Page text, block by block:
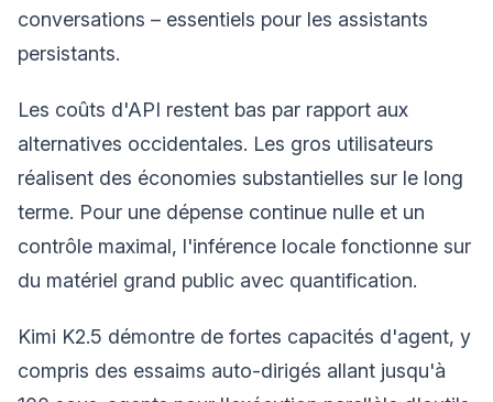
conversations – essentiels pour les assistants
persistants.
Les coûts d'API restent bas par rapport aux
alternatives occidentales. Les gros utilisateurs
réalisent des économies substantielles sur le long
terme. Pour une dépense continue nulle et un
contrôle maximal, l'inférence locale fonctionne sur
du matériel grand public avec quantification.
Kimi K2.5 démontre de fortes capacités d'agent, y
compris des essaims auto-dirigés allant jusqu'à